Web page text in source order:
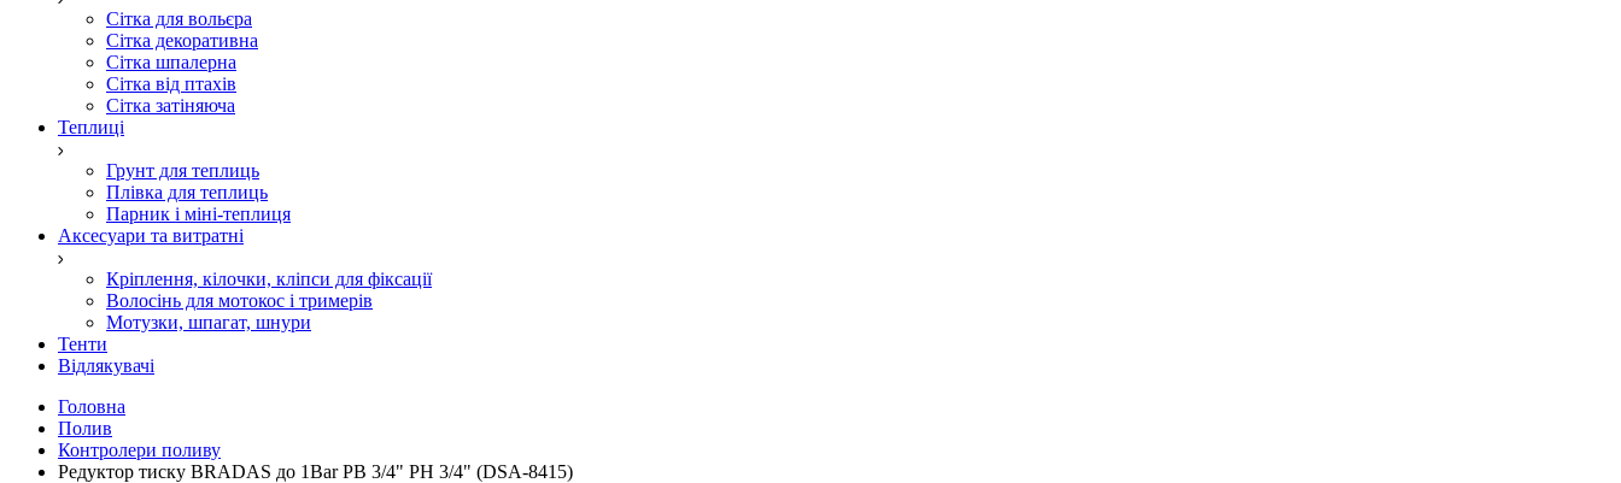
Сітка для вольєра
Сітка декоративна
Сітка шпалерна
Сітка від птахів
Сітка затіняюча
Теплиці
Грунт для теплиць
Плівка для теплиць
Парник і міні-теплиця
Аксесуари та витратні
Кріплення, кілочки, кліпси для фіксації
Волосінь для мотокос і тримерів
Мотузки, шпагат, шнури
Тенти
Відлякувачі
Головна
Полив
Контролери поливу
Редуктор тиску BRADAS до 1Bar РВ 3/4" РН 3/4" (DSA-8415)